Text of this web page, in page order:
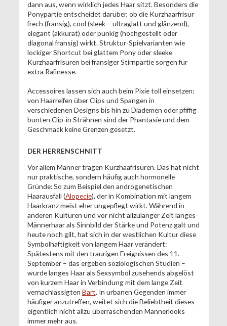
dann aus, wenn wirklich jedes Haar sitzt. Besonders die
Ponypartie entscheidet darüber, ob die Kurzhaarfrisur
frech (fransig), cool (sleek – ultraglatt und glänzend),
elegant (akkurat) oder punkig (hochgestellt oder
diagonal fransig) wirkt. Struktur-Spielvarianten wie
lockiger Shortcut bei glattem Pony oder sleeke
Kurzhaarfrisuren bei fransiger Stirnpartie sorgen für
extra Rafinesse.
Accessoires lassen sich auch beim Pixie toll einsetzen:
von Haarreifen über Clips und Spangen in
verschiedenen Designs bis hin zu Diademen oder pfiffig
bunten Clip-in Strähnen sind der Phantasie und dem
Geschmack keine Grenzen gesetzt.
DER HERRENSCHNITT
Vor allem Männer tragen Kurzhaafrisuren. Das hat nicht
nur praktische, sondern häufig auch hormonelle
Gründe: So zum Beispiel den androgenetischen
Haarausfall (Alopecie), der in Kombination mit langem
Haarkranz meist eher ungepflegt wirkt. Während in
anderen Kulturen und vor nicht allzulanger Zeit langes
Männerhaar als Sinnbild der Stärke und Potenz galt und
heute noch gilt, hat sich in der westlichen Kultur diese
Symbolhaftigkeit von langem Haar verändert:
Spätestens mit den traurigen Ereignissen des 11.
September – das ergeben soziologischen Studien –
wurde langes Haar als Sexsymbol zusehends abgelöst
von kurzem Haar in Verbindung mit dem lange Zeit
vernachlässigten Bart. In urbanen Gegenden immer
häufiger anzutreffen, weitet sich die Beliebtheit dieses
eigentlich nicht allzu überraschenden Männerlooks
immer mehr aus.